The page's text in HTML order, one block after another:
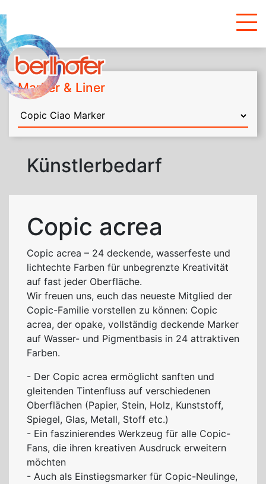
Marker & Liner
Künstlerbedarf
Copic acrea
Copic acrea – 24 deckende, wasserfeste und
lichtechte Farben für unbegrenzte Kreativität
auf fast jeder Oberfläche.
Wir freuen uns, euch das neueste Mitglied der
Copic-Familie vorstellen zu können: Copic
acrea, der opake, vollständig deckende Marker
auf Wasser- und Pigmentbasis in 24 attraktiven
Farben.
- Der Copic acrea ermöglicht sanften und
gleitenden Tintenfluss auf verschiedenen
Oberflächen (Papier, Stein, Holz, Kunststoff,
Spiegel, Glas, Metall, Stoff etc.)
- Ein faszinierendes Werkzeug für alle Copic-
Fans, die ihren kreativen Ausdruck erweitern
möchten
- Auch als Einstiegsmarker für Copic-Neulinge,